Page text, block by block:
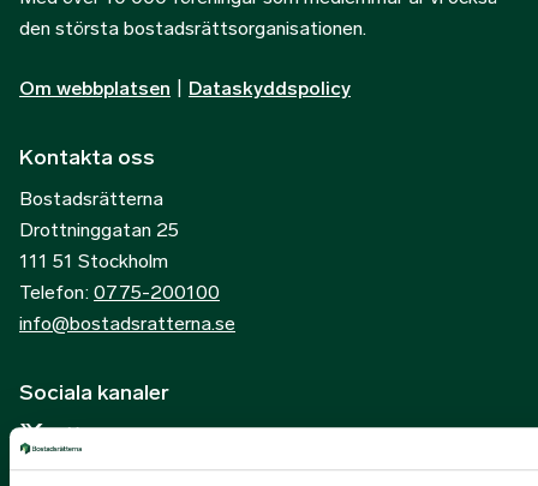
den största bostadsrättsorganisationen.
Om webbplatsen Dataskyddspolicy
Kontakta oss
Bostadsrätterna
Drottninggatan 25
111 51 Stockholm
Telefon: 0775-200100
info@bostadsratterna.se
Sociala kanaler
X
Facebook